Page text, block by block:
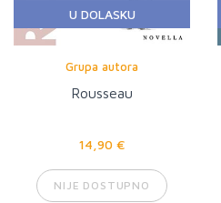
U DOLASKU
Grupa autora
Rousseau
14,90 €
NIJE DOSTUPNO